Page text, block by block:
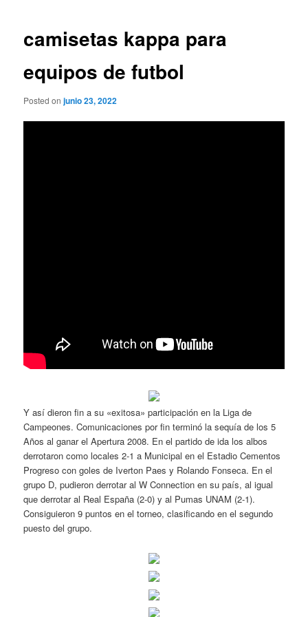
camisetas kappa para
equipos de futbol
Posted onjunio 23, 2022
Y así dieron fin a su «exitosa» participación en la Liga de
Campeones. Comunicaciones por fin terminó la sequía de los 5
Años al ganar el Apertura 2008. En el partido de ida los albos
derrotaron como locales 2-1 a Municipal en el Estadio Cementos
Progreso con goles de Iverton Paes y Rolando Fonseca. En el
grupo D, pudieron derrotar al W Connection en su país, al igual
que derrotar al Real España (2-0) y al Pumas UNAM (2-1).
Consiguieron 9 puntos en el torneo, clasificando en el segundo
puesto del grupo.